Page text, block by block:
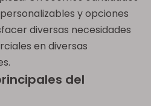
y opciones
diversas necesidades
en diversas
del